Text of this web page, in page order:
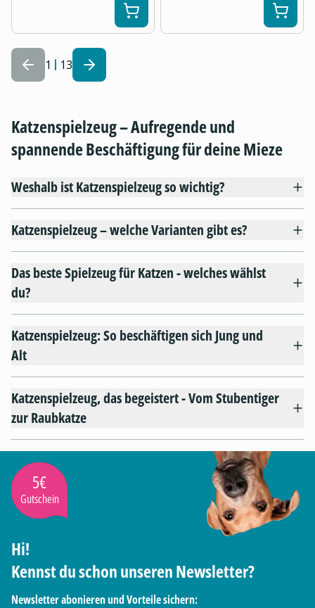
1 13
Katzenspielzeug – Aufregende und
spannende Beschäftigung für deine Mieze
Weshalb ist Katzenspielzeug so wichtig?
Katzenspielzeug – welche Varianten gibt es?
Das beste Spielzeug für Katzen - welches wählst
du?
Katzenspielzeug: So beschäftigen sich Jung und
Alt
Katzenspielzeug, das begeistert - Vom Stubentiger
zur Raubkatze
5€
Gutschein
Hi!
Kennst du schon unseren Newsletter?
Newsletter abonieren und Vorteile sichern: